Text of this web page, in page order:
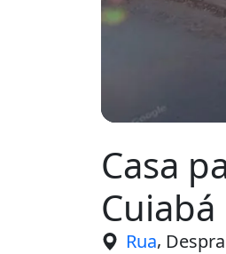
Casa
Cuiabá
Rua,